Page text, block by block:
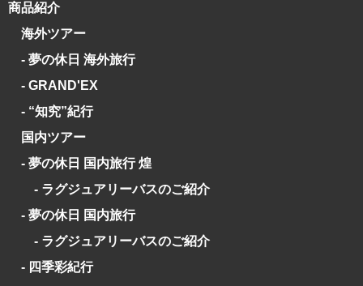
商品紹介
海外ツアー
- 夢の休日 海外旅行
- GRAND'EX
- “知究”紀行
国内ツアー
- 夢の休日 国内旅行 煌
- ラグジュアリーバスのご紹介
- 夢の休日 国内旅行
- ラグジュアリーバスのご紹介
- 四季彩紀行